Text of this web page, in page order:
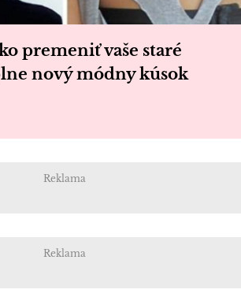
premeniť vaše staré
nový módny kúsok
Reklama
Reklama